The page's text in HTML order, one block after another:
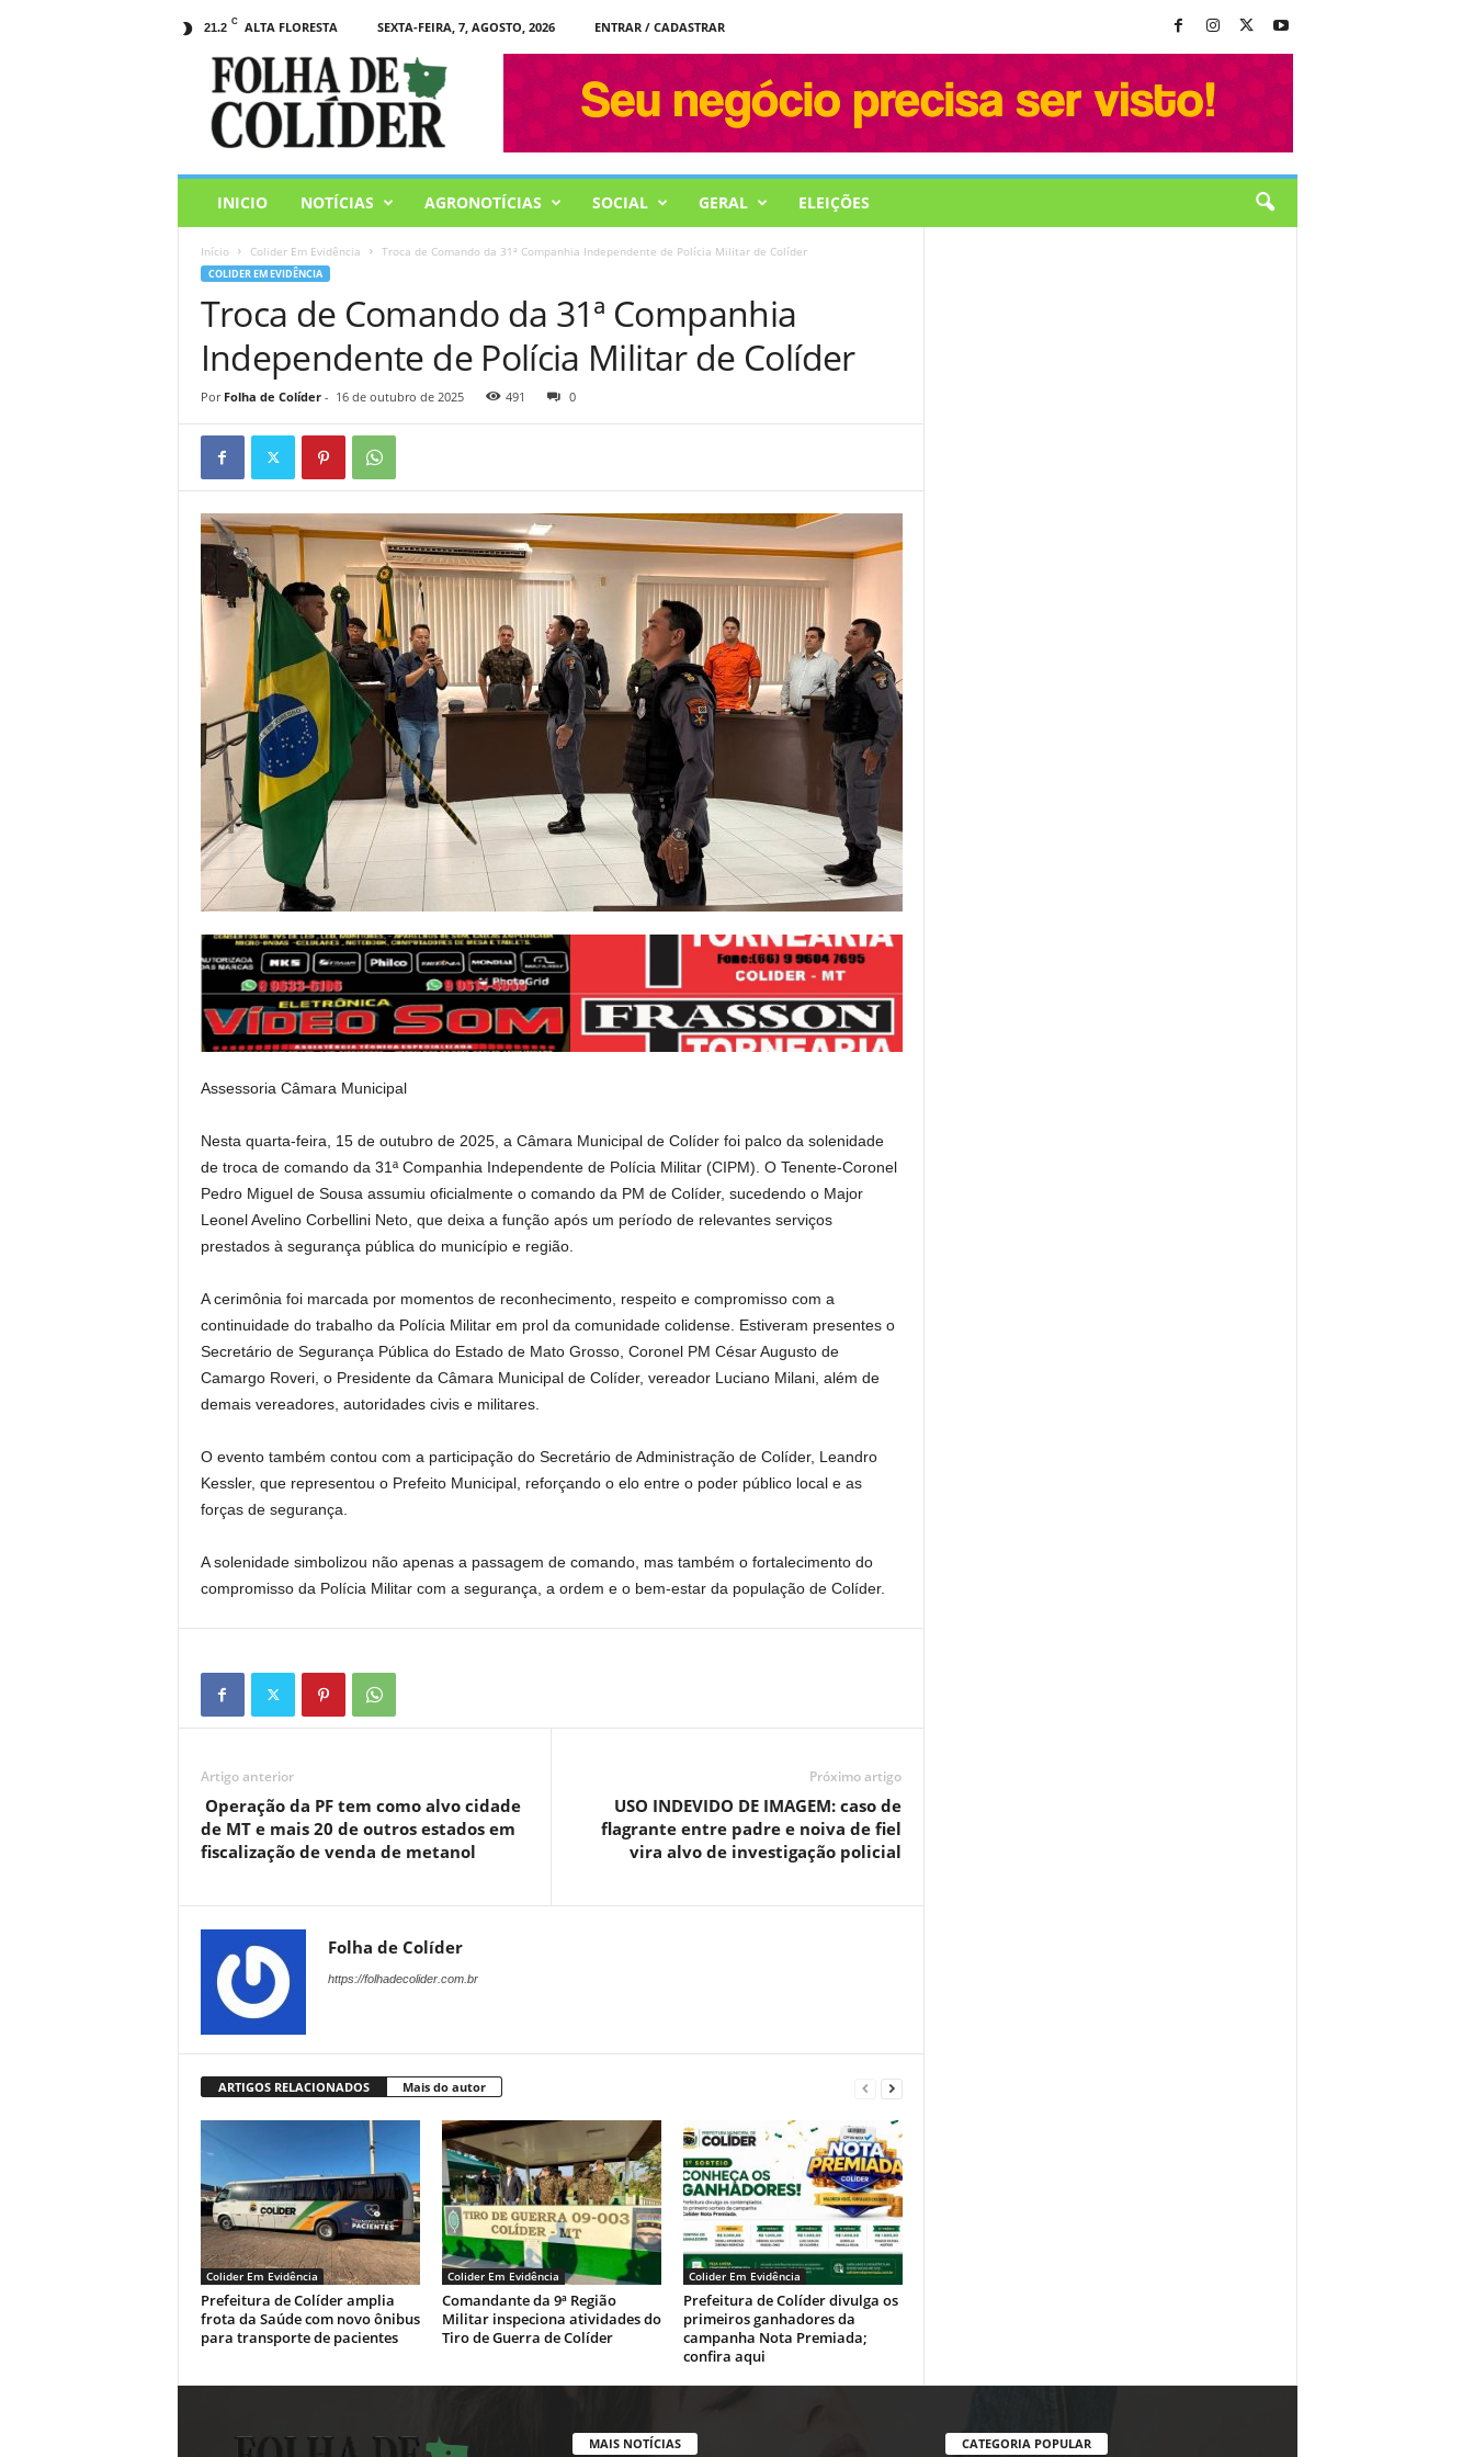
21.2 C ALTA FLORESTA SEXTA-FEIRA, 7, AGOSTO, 2026
ENTRAR / CADASTRAR
INICIO NOTÍCIAS AGRONOTÍCIAS SOCIAL GERAL ELEIÇÕES
Início Colider Em Evidência Troca de Comando da 31ª Companhia Independente de Polícia Militar de Colíder
COLIDER EM EVIDÊNCIA
Troca de Comando da 31ª Companhia
Independente de Polícia Militar de Colíder
Por Folha de Colíder- 16 de outubro de 2025 491 0
Assessoria Câmara Municipal
Nesta quarta-feira, 15 de outubro de 2025, a Câmara Municipal de Colíder foi palco da solenidade
de troca de comando da 31ª Companhia Independente de Polícia Militar (CIPM). O Tenente-Coronel
Pedro Miguel de Sousa assumiu oficialmente o comando da PM de Colíder, sucedendo o Major
Leonel Avelino Corbellini Neto, que deixa a função após um período de relevantes serviços
prestados à segurança pública do município e região.
A cerimônia foi marcada por momentos de reconhecimento, respeito e compromisso com a
continuidade do trabalho da Polícia Militar em prol da comunidade colidense. Estiveram presentes o
Secretário de Segurança Pública do Estado de Mato Grosso, Coronel PM César Augusto de
Camargo Roveri, o Presidente da Câmara Municipal de Colíder, vereador Luciano Milani, além de
demais vereadores, autoridades civis e militares.
O evento também contou com a participação do Secretário de Administração de Colíder, Leandro
Kessler, que representou o Prefeito Municipal, reforçando o elo entre o poder público local e as
forças de segurança.
A solenidade simbolizou não apenas a passagem de comando, mas também o fortalecimento do
compromisso da Polícia Militar com a segurança, a ordem e o bem-estar da população de Colíder.
Artigo anterior
Operação da PF tem como alvo cidade
de MT e mais 20 de outros estados em
fiscalização de venda de metanol
Próximo artigo
USO INDEVIDO DE IMAGEM: caso de
flagrante entre padre e noiva de fiel
vira alvo de investigação policial
Folha de Colíder
https://folhadecolider.com.br
ARTIGOS RELACIONADOS Mais do autor
Colider Em Evidência
Prefeitura de Colíder amplia
frota da Saúde com novo ônibus
para transporte de pacientes
Colider Em Evidência
Comandante da 9ª Região
Militar inspeciona atividades do
Tiro de Guerra de Colíder
Colider Em Evidência
Prefeitura de Colíder divulga os
primeiros ganhadores da
campanha Nota Premiada;
confira aqui
MAIS NOTÍCIAS CATEGORIA POPULAR